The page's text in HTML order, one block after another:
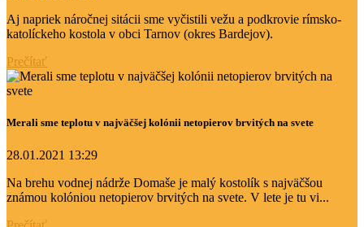
Aj napriek náročnej sitácii sme vyčistili vežu a podkrovie rímsko-
katolíckeho kostola v obci Tarnov (okres Bardejov).
Prečítať
Merali sme teplotu v najväčšej kolónii netopierov brvitých na svete
28.01.2021 13:29
Na brehu vodnej nádrže Domaše je malý kostolík s najväčšou
známou kolóniou netopierov brvitých na svete. V lete je tu vi...